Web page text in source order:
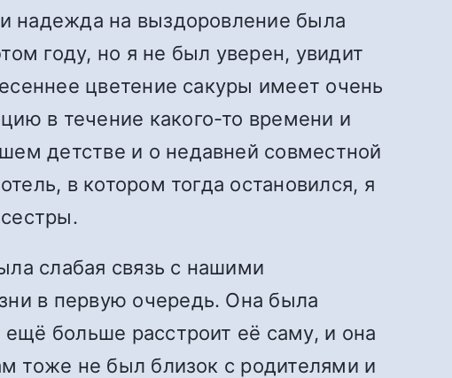
надежда на выздоровление была
году, но я не был уверен, увидит
цветение сакуры имеет очень
в течение какого-то времени и
детстве и о недавней совместной
в котором тогда остановился, я
слабая связь с нашими
в первую очередь. Она была
больше расстроит её саму, и она
тоже не был близок с родителями и